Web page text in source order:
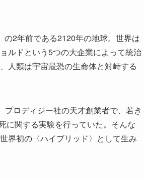
の2年前である2120年の地球。世界は
ルドという5つの大企業によって統治
人類は宇宙最恐の生命体と対峙する
プロディジー社の天才創業者で、若き
に関する実験を行っていた。そんな
界初の〈ハイブリッド〉として生み